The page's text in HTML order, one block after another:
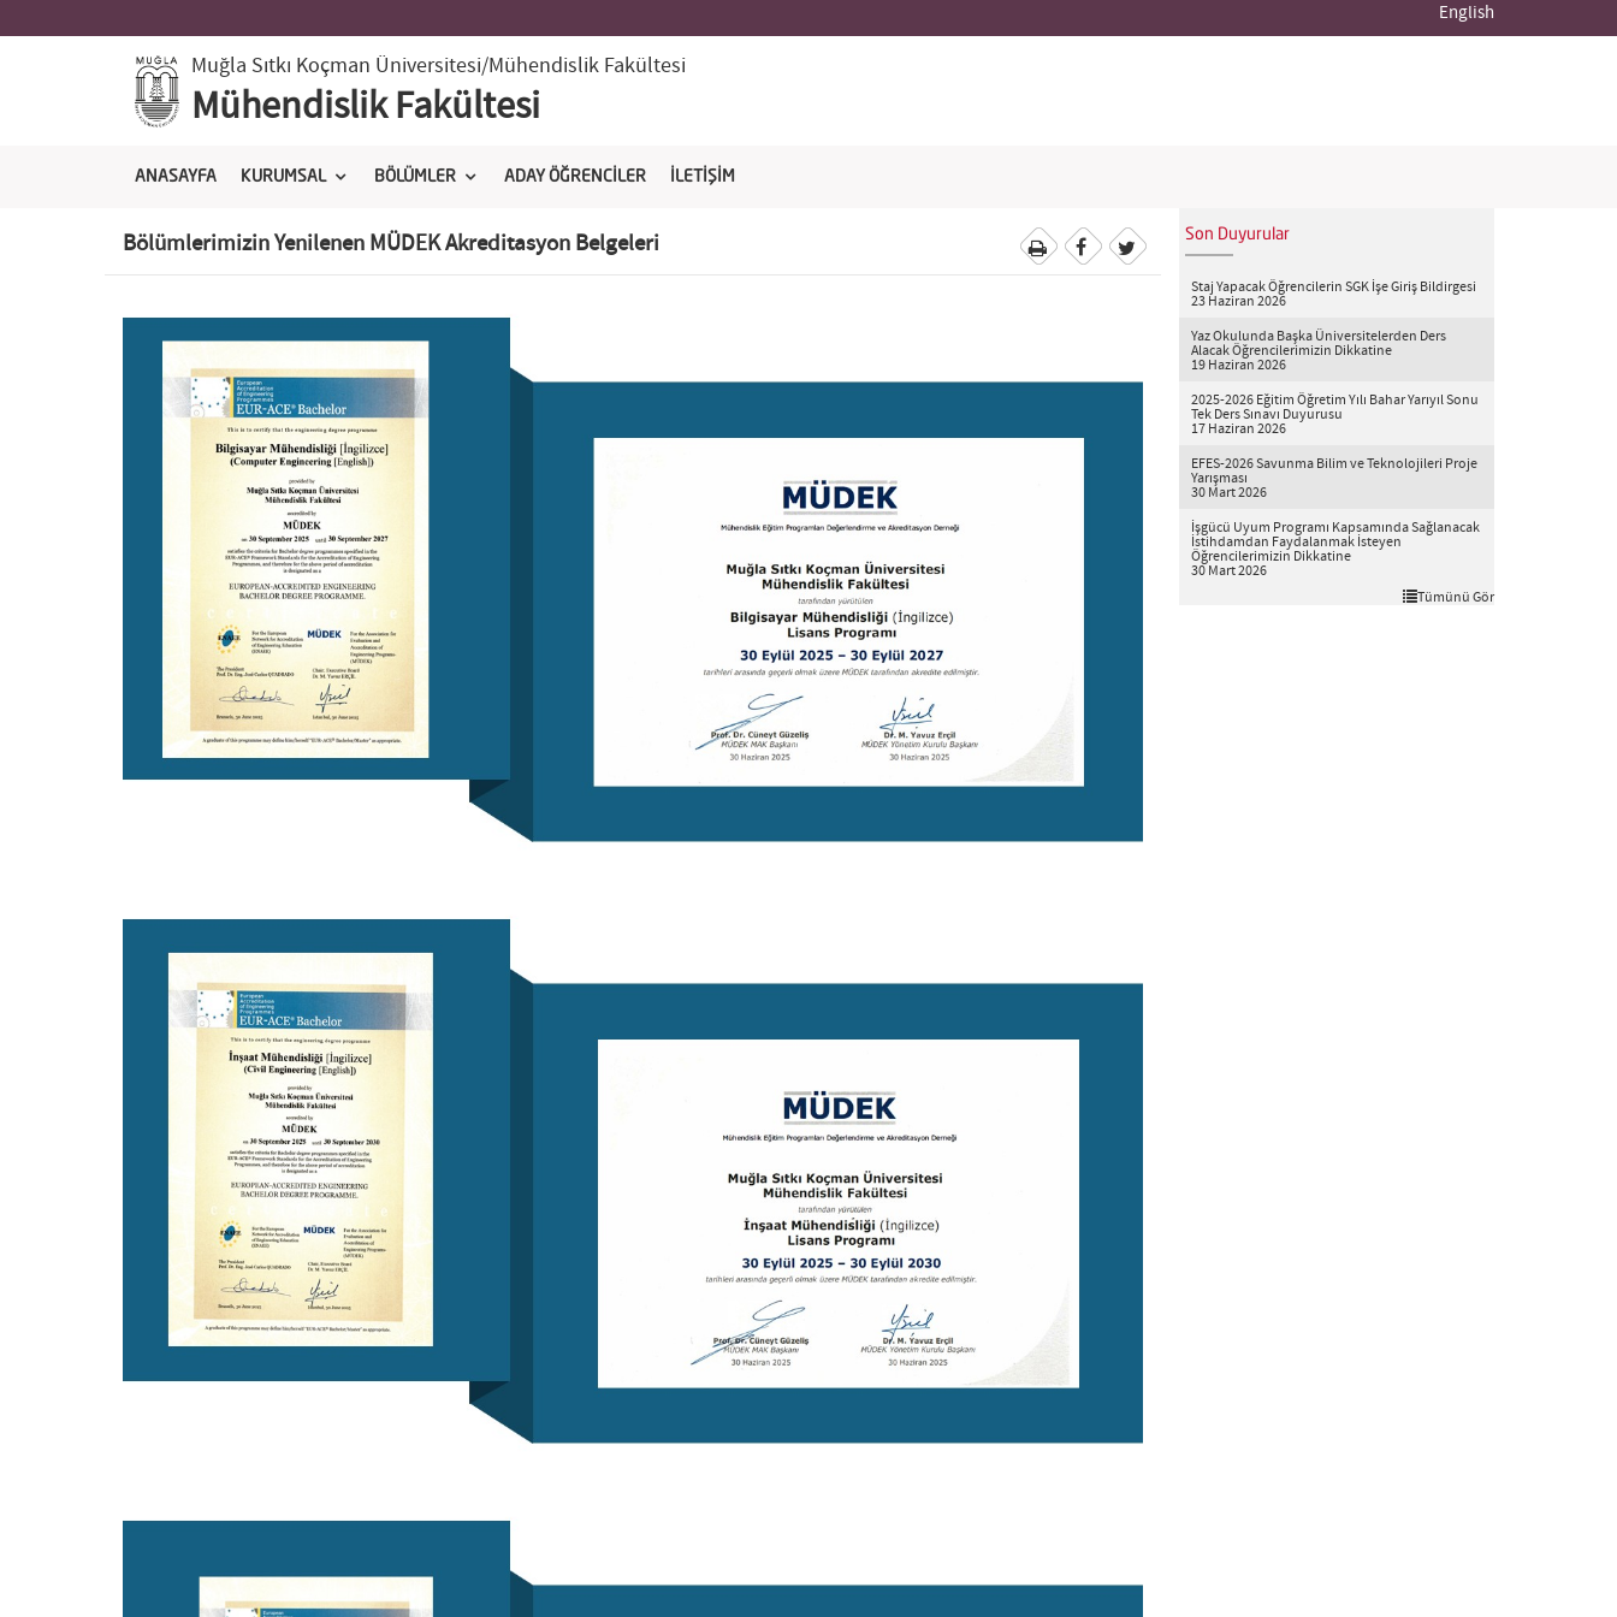
English
Muğla Sıtkı Koçman Üniversitesi/Mühendislik Fakültesi
Mühendislik Fakültesi
ANASAYFA KURUMSAL BÖLÜMLER ADAY ÖĞRENCİLER İLETİŞİM
Bölümlerimizin Yenilenen MÜDEK Akreditasyon Belgeleri Son Duyurular
Staj Yapacak Öğrencilerin SGK İşe Giriş Bildirgesi
23 Haziran 2026
Yaz Okulunda Başka Üniversitelerden Ders
Alacak Öğrencilerimizin Dikkatine
19 Haziran 2026
2025-2026 Eğitim Öğretim Yılı Bahar Yarıyıl Sonu
Tek Ders Sınavı Duyurusu
17 Haziran 2026
EFES-2026 Savunma Bilim ve Teknolojileri Proje
Yarışması
30 Mart 2026
İşgücü Uyum Programı Kapsamında Sağlanacak
İstihdamdan Faydalanmak İsteyen
Öğrencilerimizin Dikkatine
30 Mart 2026
Tümünü Gör